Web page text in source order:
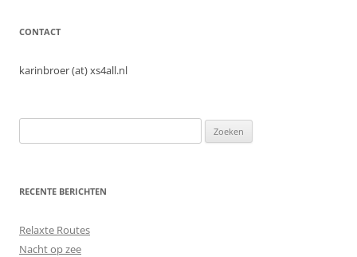
CONTACT
karinbroer (at) xs4all.nl
naar:
RECENTE BERICHTEN
Relaxte Routes
Nacht op zee